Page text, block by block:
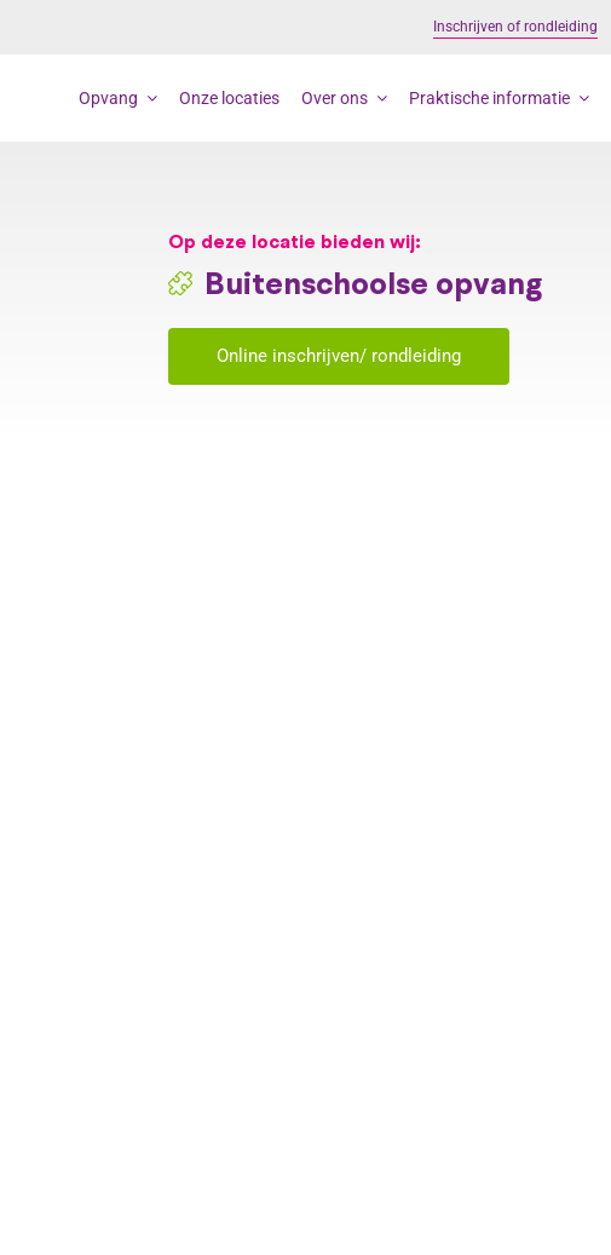
Inschrijven of rondleiding
Opvang Onze locaties Over ons Praktische informatie
Op deze locatie bieden wij:
Buitenschoolse opvang
Online inschrijven/ rondleiding